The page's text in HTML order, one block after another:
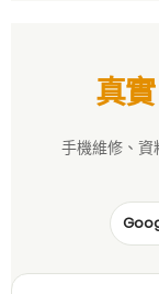
真
手機維修、